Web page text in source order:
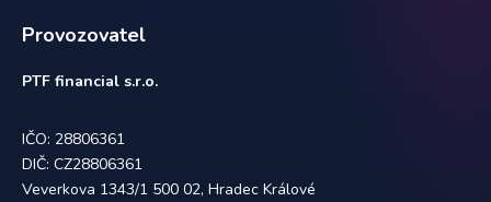
Provozovatel
PTF financial s.r.o.
IČO: 28806361
DIČ: CZ28806361
Veverkova 1343/1 500 02, Hradec Králové